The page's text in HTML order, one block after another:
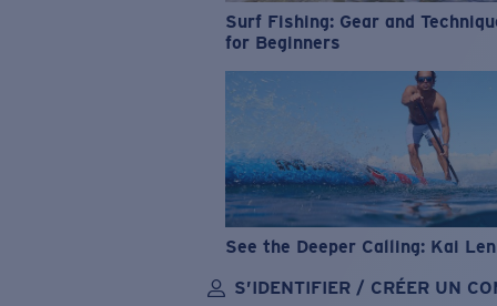
Surf Fishing: Gear and
for Beginners
See the Deeper Calling: Kai
S’IDENTIFIER / CRÉER UN